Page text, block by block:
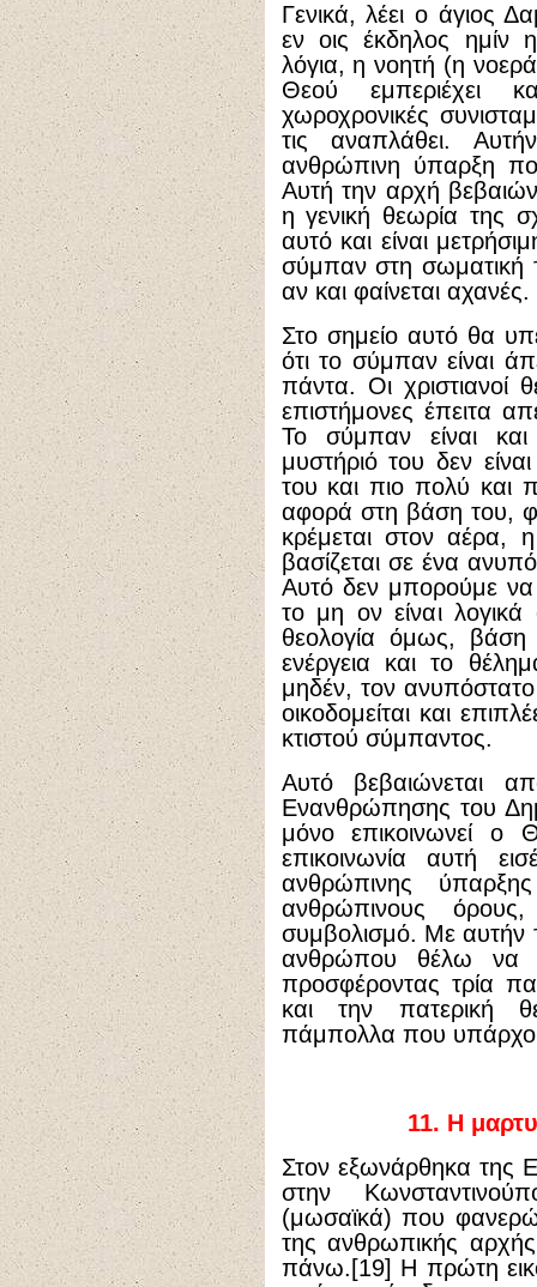
Γενικά, λέει ο άγιος
εν οις έκδηλος ημίν
λόγια, η νοητή (η
Θεού εμπεριέχει
χωροχρονικές
τις αναπλάθει.
ανθρώπινη ύπαρξη
Αυτή την αρχή
η γενική θεωρία της
αυτό και είναι
σύμπαν στη σωματική
αν και φαίνεται αχανές.
Στο σημείο αυτό θα
ότι το σύμπαν είναι
πάντα. Οι χριστιανοί
επιστήμονες έπειτα
Το σύμπαν είναι
μυστήριό του δεν
του και πιο πολύ
αφορά στη βάση του,
κρέμεται στον αέρα,
βασίζεται σε ένα
Αυτό δεν μπορούμε να
το μη ον είναι λογικά
θεολογία όμως, βάση
ενέργεια και το
μηδέν, τον
οικοδομείται και
κτιστού σύμπαντος.
Αυτό βεβαιώνεται
Ενανθρώπησης του
μόνο επικοινωνεί
επικοινωνία αυτή
ανθρώπινης
ανθρώπινους
συμβολισμό. Με αυτήν
ανθρώπου θέλω να
προσφέροντας τρία
και την πατερική
πάμπολλα που
11. Η
Στον εξωνάρθηκα της
στην
(μωσαϊκά) που
της ανθρωπικής
πάνω.[19] Η πρώτη